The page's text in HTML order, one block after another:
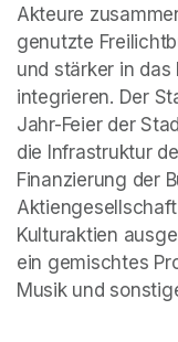
Akteure
genutzte
und stärker in das
integrieren. Der
Jahr-Feier der
die Infrastruktur
Finanzierung der
Kulturaktien
ein gemischtes
Musik und